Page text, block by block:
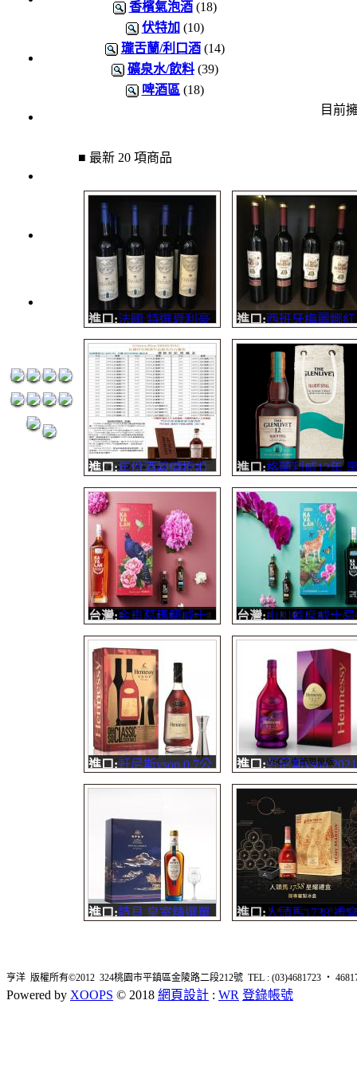
香檳氣泡酒(18)
伏特加 (10)
瓏舌蘭/利口酒(14)
礦泉水/飲料(39)
啤酒區 (18)
目前
■ 最新 20 項商品
進口:法國 特選夏利豪
紅酒 單瓶270元 箱購
3000元
由波爾多古老的葡萄酒
廠所灌裝生產，酒廠創
立於1844年，歷史悠
久，已成為具有
HACCP及ISO 90...
進口:西班牙梅麗娜紅
酒 單瓶270元 箱購
清澄明亮紅寶石色澤
優雅兼具複雜結構的
緻香氣， 口感柔順如
絲綢般細緻，酒體均
進口:年份酒報價折扣
明細
進口:格蘭利威12年
市聖水限量版 單一純
麥威士忌
1822私釀盛行的蘇格
蘭，格蘭利威創辦人
創優雅細緻花果香，
快在黑市中闖出名號
連�...
台灣:金車葛瑪蘭威士
忌 禮盒2021年
由調酒師精選波本桶、
雪莉桶、重裝桶等多款
橡木桶，以絕佳比例調
配，經由台灣獨特的
亞...
台灣:山川首席威士忌
禮盒2021年
山川首席是一款獨具
性卻又十分協調的單
麥芽威士忌。當來自
萄牙波特酒桶的出眾
風...
進口:軒尼斯vsop 0.7公
升 禮盒
進口:軒尼斯vsop 2021
年 0.7公升
此款酒是採用法國干
區上等的白葡萄所釀
製，調合60多種自干
四大產區的生命之水
成�...
進口:詩貝 皇室精選單
進口:人頭馬1738 禮
Remy Martin 1738
Accord Royal，一則
亨洋 版權所有©2012 324桃園市平鎮區金陵路二段212號 TEL : (03)4681723 ‧
Powered by XOOPS © 2018 網頁設計 : WR 登錄帳號